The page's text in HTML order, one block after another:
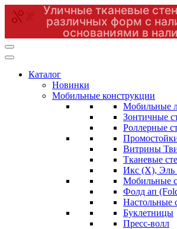
Уличные тканевые
различных форм с
основаниями в
Перейти
к
(нажмитеКаталог
Новинки
Мобильные конструкции
Мобильные
Зонтичные
Роллерные
Витрины
Тканевые
Икс (X), Эль
Мобильные
Фолд ап
Настольные
Буклетницы
Пресс-волл